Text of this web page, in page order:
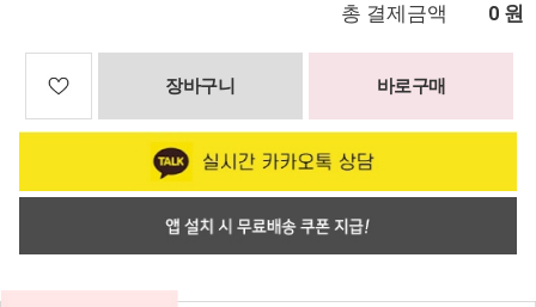
총 결제금액 0 원
장바구니 바로구매